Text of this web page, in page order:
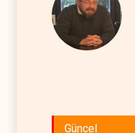
Güncel